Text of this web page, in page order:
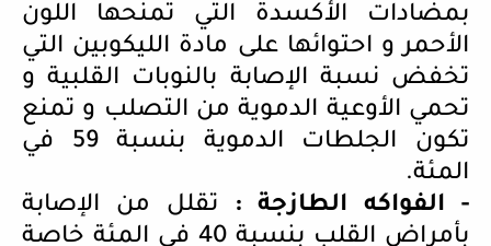
بمضادات الأكسدة التي تمنحها اللون
الأحمر و احتوائها على مادة الليكوبين التي
تخفض نسبة الإصابة بالنوبات القلبية و
تحمي الأوعية الدموية من التصلب و تمنع
تكون الجلطات الدموية بنسبة 59 في
المئة.
- الفواكه الطازجة : تقلل من الإصابة
بأمراض القلب بنسبة 40 في المئة خاصة